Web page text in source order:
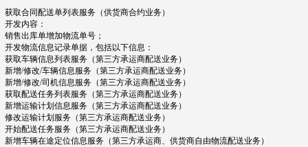
获取合同配送单列表服务（供货商合约业务）
开发内容：
销售出库单增加物流单号；
开发物流信息记录单据，包括以下信息：
获取车辆信息列表服务（第三方承运商配送业务）
新增/修改/车辆信息服务（第三方承运商配送业务）
新增/修改/司机信息服务（第三方承运商配送业务）
获取配送任务列表服务（第三方承运商配送业务）
新增运输计划信息服务（第三方承运商配送业务）
修改运输计划服务（第三方承运商配送业务）
开始配送任务服务（第三方承运商配送业务）
新增车辆在途定位信息服务（第三方承运商、供货商自由物流配送业务）